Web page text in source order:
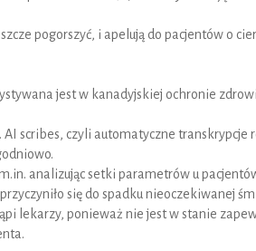
pogorszyć, i apelują do pacjentów o
jest w kanadyjskiej ochronie
AI scribes, czyli automatyczne
analizując setki parametrów u
się do spadku nieoczekiwanej
lekarzy, ponieważ nie jest w stanie